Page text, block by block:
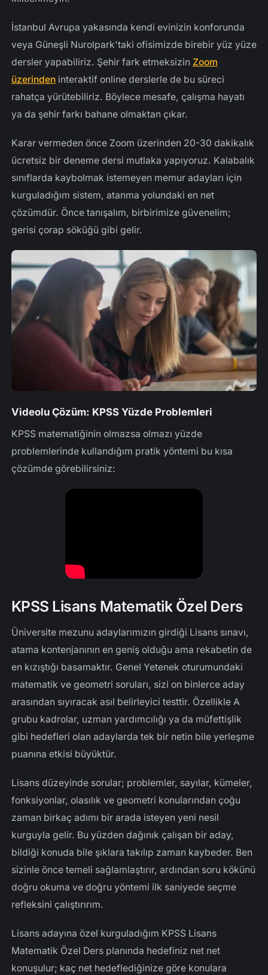
İstanbul Avrupa yakasında kendi evinizin konforunda
veya Güneşli Nurolpark'taki ofisimizde birebir yüz yüze
dersler yapabiliriz. Şehir fark etmeksizin Zoom
üzerindeninteraktif online derslerle de bu süreci
rahatça yürütebiliriz. Böylece mesafe, çalışma hayatı
ya da şehir farkı bahane olmaktan çıkar.
Karar vermeden önce Zoom üzerinden 20-30 dakikalık
ücretsiz bir deneme dersi mutlaka yapıyoruz. Kalabalık
sınıflarda kaybolmak istemeyen memur adayları için
kurguladığım sistem, atanma yolundaki en net
çözümdür. Önce tanışalım, birbirimize güvenelim;
gerisi çorap söküğü gibi gelir.
Videolu Çözüm: KPSS Yüzde Problemleri
KPSS matematiğinin olmazsa olmazı yüzde
problemlerinde kullandığım pratik yöntemi bu kısa
çözümde görebilirsiniz:
KPSS Lisans Matematik Özel Ders
Üniversite mezunu adaylarımızın girdiği Lisans sınavı,
atama kontenjanının en geniş olduğu ama rekabetin de
en kızıştığı basamaktır. Genel Yetenek oturumundaki
matematik ve geometri soruları, sizi on binlerce aday
arasından sıyıracak asıl belirleyici testtir. Özellikle A
grubu kadrolar, uzman yardımcılığı ya da müfettişlik
gibi hedefleri olan adaylarda tek bir netin bile yerleşme
puanına etkisi büyüktür.
Lisans düzeyinde sorular; problemler, sayılar, kümeler,
fonksiyonlar, olasılık ve geometri konularından çoğu
zaman birkaç adımı bir arada isteyen yeni nesil
kurguyla gelir. Bu yüzden dağınık çalışan bir aday,
bildiği konuda bile şıklara takılıp zaman kaybeder. Ben
sizinle önce temeli sağlamlaştırır, ardından soru kökünü
doğru okuma ve doğru yöntemi ilk saniyede seçme
refleksini çalıştırırım.
Lisans adayına özel kurguladığım KPSS Lisans
Matematik Özel Ders planında hedefiniz net net
konuşulur; kaç net hedeflediğinize göre konulara